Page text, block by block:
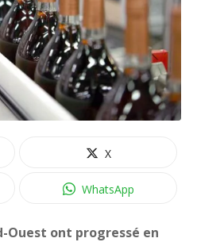
X
WhatsApp
Ouest ont progressé en